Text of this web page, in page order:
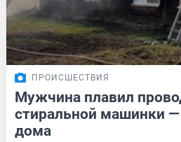
ПРОИСШЕСТВИЯ
Мужчина плавил
стиральной машинки —
дома